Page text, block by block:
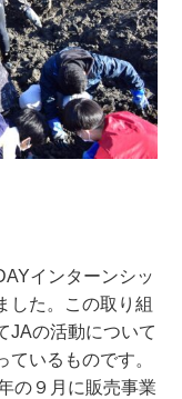
インターンシッ
した。この取り組
JAの活動について
いるものです。
の９月に販売事業